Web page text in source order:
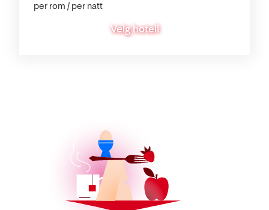
per rom / per natt
Velg hotell